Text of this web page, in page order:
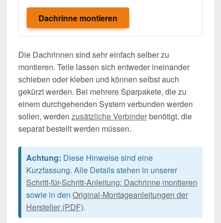
Dachrinne montieren
Die Dachrinnen sind sehr einfach selber zu
montieren. Teile lassen sich entweder ineinander
schieben oder kleben und können selbst auch
gekürzt werden. Bei mehrere Sparpakete, die zu
einem durchgehenden System verbunden werden
sollen, werden zusätzliche Verbinderbenötigt, die
separat bestellt werden müssen.
Achtung: Diese Hinweise sind eine
Kurzfassung. Alle Details stehen in unserer
Schritt-für-Schritt-Anleitung: Dachrinne montieren
sowie in den Original-Montageanleitungen der
Hersteller (PDF).